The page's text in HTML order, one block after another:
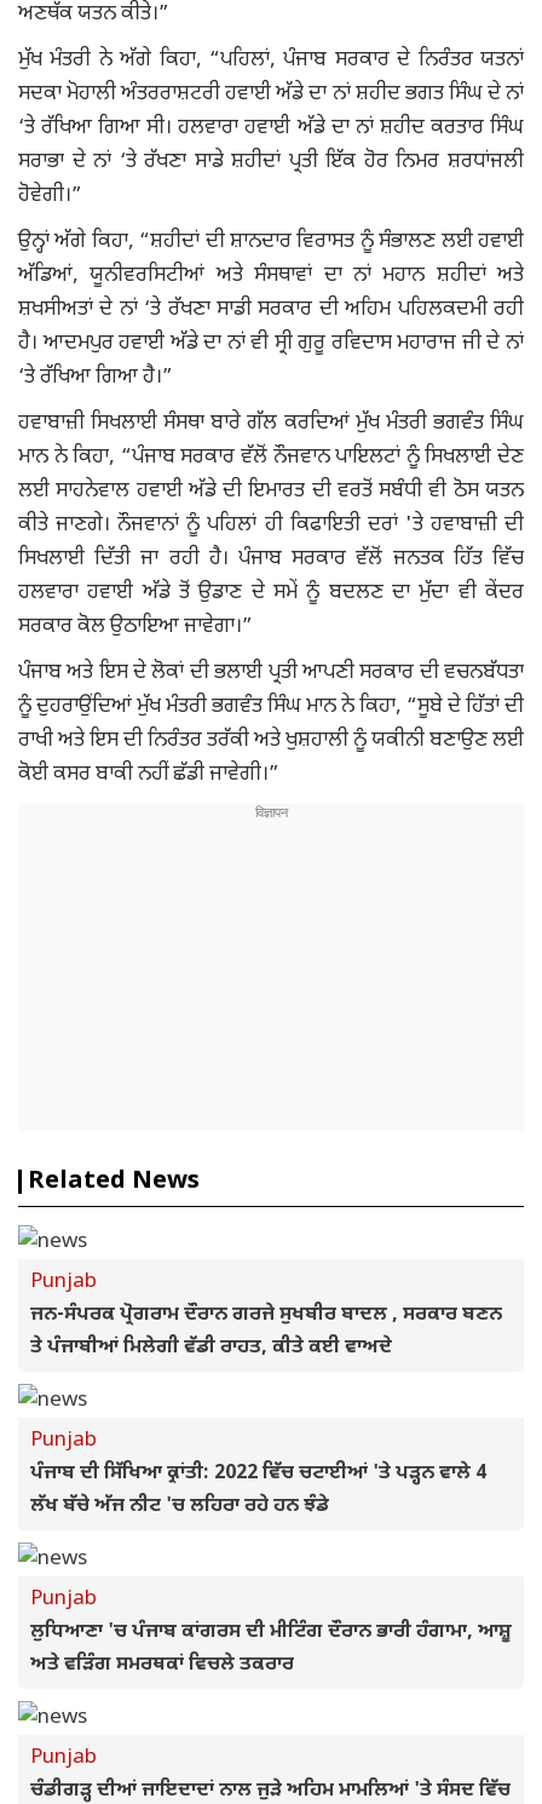
ਅਣਥੱਕ ਯਤਨ ਕੀਤੇ।”
ਮੁੱਖ ਮੰਤਰੀ ਨੇ ਅੱਗੇ ਕਿਹਾ, “ਪਹਿਲਾਂ, ਪੰਜਾਬ ਸਰਕਾਰ ਦੇ ਨਿਰੰਤਰ ਯਤਨਾਂ
ਸਦਕਾ ਮੋਹਾਲੀ ਅੰਤਰਰਾਸ਼ਟਰੀ ਹਵਾਈ ਅੱਡੇ ਦਾ ਨਾਂ ਸ਼ਹੀਦ ਭਗਤ ਸਿੰਘ ਦੇ ਨਾਂ
‘ਤੇ ਰੱਖਿਆ ਗਿਆ ਸੀ। ਹਲਵਾਰਾ ਹਵਾਈ ਅੱਡੇ ਦਾ ਨਾਂ ਸ਼ਹੀਦ ਕਰਤਾਰ ਸਿੰਘ
ਸਰਾਭਾ ਦੇ ਨਾਂ ‘ਤੇ ਰੱਖਣਾ ਸਾਡੇ ਸ਼ਹੀਦਾਂ ਪ੍ਰਤੀ ਇੱਕ ਹੋਰ ਨਿਮਰ ਸ਼ਰਧਾਂਜਲੀ
ਹੋਵੇਗੀ।”
ਉਨ੍ਹਾਂ ਅੱਗੇ ਕਿਹਾ, “ਸ਼ਹੀਦਾਂ ਦੀ ਸ਼ਾਨਦਾਰ ਵਿਰਾਸਤ ਨੂੰ ਸੰਭਾਲਣ ਲਈ ਹਵਾਈ
ਅੱਡਿਆਂ, ਯੂਨੀਵਰਸਿਟੀਆਂ ਅਤੇ ਸੰਸਥਾਵਾਂ ਦਾ ਨਾਂ ਮਹਾਨ ਸ਼ਹੀਦਾਂ ਅਤੇ
ਸ਼ਖਸੀਅਤਾਂ ਦੇ ਨਾਂ ‘ਤੇ ਰੱਖਣਾ ਸਾਡੀ ਸਰਕਾਰ ਦੀ ਅਹਿਮ ਪਹਿਲਕਦਮੀ ਰਹੀ
ਹੈ। ਆਦਮਪੁਰ ਹਵਾਈ ਅੱਡੇ ਦਾ ਨਾਂ ਵੀ ਸ੍ਰੀ ਗੁਰੂ ਰਵਿਦਾਸ ਮਹਾਰਾਜ ਜੀ ਦੇ ਨਾਂ
‘ਤੇ ਰੱਖਿਆ ਗਿਆ ਹੈ।”
ਹਵਾਬਾਜ਼ੀ ਸਿਖਲਾਈ ਸੰਸਥਾ ਬਾਰੇ ਗੱਲ ਕਰਦਿਆਂ ਮੁੱਖ ਮੰਤਰੀ ਭਗਵੰਤ ਸਿੰਘ
ਮਾਨ ਨੇ ਕਿਹਾ, “ਪੰਜਾਬ ਸਰਕਾਰ ਵੱਲੋਂ ਨੌਜਵਾਨ ਪਾਇਲਟਾਂ ਨੂੰ ਸਿਖਲਾਈ ਦੇਣ
ਲਈ ਸਾਹਨੇਵਾਲ ਹਵਾਈ ਅੱਡੇ ਦੀ ਇਮਾਰਤ ਦੀ ਵਰਤੋਂ ਸਬੰਧੀ ਵੀ ਠੋਸ ਯਤਨ
ਕੀਤੇ ਜਾਣਗੇ। ਨੌਜਵਾਨਾਂ ਨੂੰ ਪਹਿਲਾਂ ਹੀ ਕਿਫਾਇਤੀ ਦਰਾਂ 'ਤੇ ਹਵਾਬਾਜ਼ੀ ਦੀ
ਸਿਖਲਾਈ ਦਿੱਤੀ ਜਾ ਰਹੀ ਹੈ। ਪੰਜਾਬ ਸਰਕਾਰ ਵੱਲੋਂ ਜਨਤਕ ਹਿੱਤ ਵਿੱਚ
ਹਲਵਾਰਾ ਹਵਾਈ ਅੱਡੇ ਤੋਂ ਉਡਾਣ ਦੇ ਸਮੇਂ ਨੂੰ ਬਦਲਣ ਦਾ ਮੁੱਦਾ ਵੀ ਕੇਂਦਰ
ਸਰਕਾਰ ਕੋਲ ਉਠਾਇਆ ਜਾਵੇਗਾ।”
ਪੰਜਾਬ ਅਤੇ ਇਸ ਦੇ ਲੋਕਾਂ ਦੀ ਭਲਾਈ ਪ੍ਰਤੀ ਆਪਣੀ ਸਰਕਾਰ ਦੀ ਵਚਨਬੱਧਤਾ
ਨੂੰ ਦੁਹਰਾਉਂਦਿਆਂ ਮੁੱਖ ਮੰਤਰੀ ਭਗਵੰਤ ਸਿੰਘ ਮਾਨ ਨੇ ਕਿਹਾ, “ਸੂਬੇ ਦੇ ਹਿੱਤਾਂ ਦੀ
ਰਾਖੀ ਅਤੇ ਇਸ ਦੀ ਨਿਰੰਤਰ ਤਰੱਕੀ ਅਤੇ ਖੁਸ਼ਹਾਲੀ ਨੂੰ ਯਕੀਨੀ ਬਣਾਉਣ ਲਈ
ਕੋਈ ਕਸਰ ਬਾਕੀ ਨਹੀਂ ਛੱਡੀ ਜਾਵੇਗੀ।”
Related News
Punjab
ਜਨ-ਸੰਪਰਕ ਪ੍ਰੋਗਰਾਮ ਦੌਰਾਨ ਗਰਜੇ ਸੁਖਬੀਰ ਬਾਦਲ , ਸਰਕਾਰ ਬਣਨ
ਤੇ ਪੰਜਾਬੀਆਂ ਮਿਲੇਗੀ ਵੱਡੀ ਰਾਹਤ, ਕੀਤੇ ਕਈ ਵਾਅਦੇ
Punjab
ਪੰਜਾਬ ਦੀ ਸਿੱਖਿਆ ਕ੍ਰਾਂਤੀ: 2022 ਵਿੱਚ ਚਟਾਈਆਂ 'ਤੇ ਪੜ੍ਹਨ ਵਾਲੇ 4
ਲੱਖ ਬੱਚੇ ਅੱਜ ਨੀਟ 'ਚ ਲਹਿਰਾ ਰਹੇ ਹਨ ਝੰਡੇ
Punjab
ਲੁਧਿਆਣਾ 'ਚ ਪੰਜਾਬ ਕਾਂਗਰਸ ਦੀ ਮੀਟਿੰਗ ਦੌਰਾਨ ਭਾਰੀ ਹੰਗਾਮਾ, ਆਸ਼ੂ
ਅਤੇ ਵੜਿੰਗ ਸਮਰਥਕਾਂ ਵਿਚਲੇ ਤਕਰਾਰ
Punjab
ਚੰਡੀਗੜ੍ਹ ਦੀਆਂ ਜਾਇਦਾਦਾਂ ਨਾਲ ਜੁੜੇ ਅਹਿਮ ਮਾਮਲਿਆਂ 'ਤੇ ਸੰਸਦ ਵਿੱਚ